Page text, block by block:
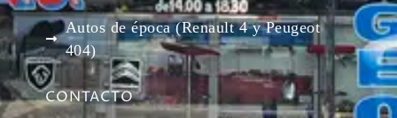
Autos de época (Renault 4 y Peugeot
404)
CONTACTO